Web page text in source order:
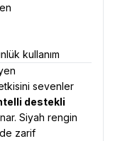
kullanım
sevenler
destekli
Siyah rengin
zarif